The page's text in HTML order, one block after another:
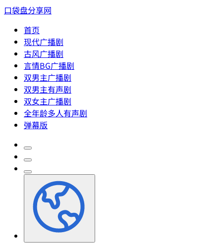
口袋盘分享网
首页
现代广播剧
古风广播剧
言情BG广播剧
双男主广播剧
双男主有声剧
双女主广播剧
全年龄多人有声剧
弹幕版